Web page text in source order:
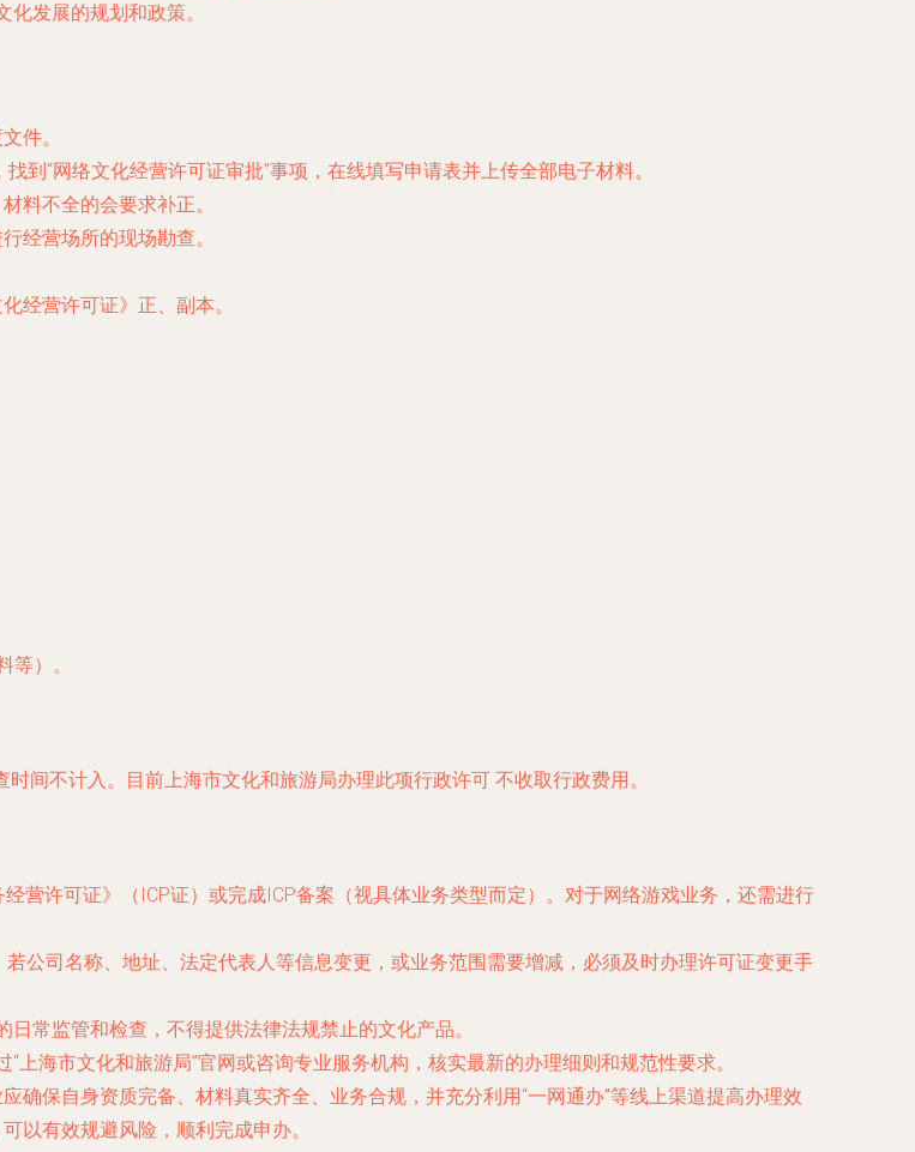
发展的规划和政策。
件。
到“网络文化经营许可证审批”事项，在线填写申请表并上传全部电子材料。
料不全的会要求补正。
经营场所的现场勘查。
经营许可证》正、副本。
）。
时间不计入。目前上海市文化和旅游局办理此项行政许可 不收取行政费用。
经营许可证》（ICP证）或完成ICP备案（视具体业务类型而定）。对于网络游戏业务，还需进行
公司名称、地址、法定代表人等信息变更，或业务范围需要增减，必须及时办理许可证变更手
常监管和检查，不得提供法律法规禁止的文化产品。
上海市文化和旅游局”官网或咨询专业服务机构，核实最新的办理细则和规范性要求。
保自身资质完备、材料真实齐全、业务合规，并充分利用“一网通办”等线上渠道提高办理效
以有效规避风险，顺利完成申办。